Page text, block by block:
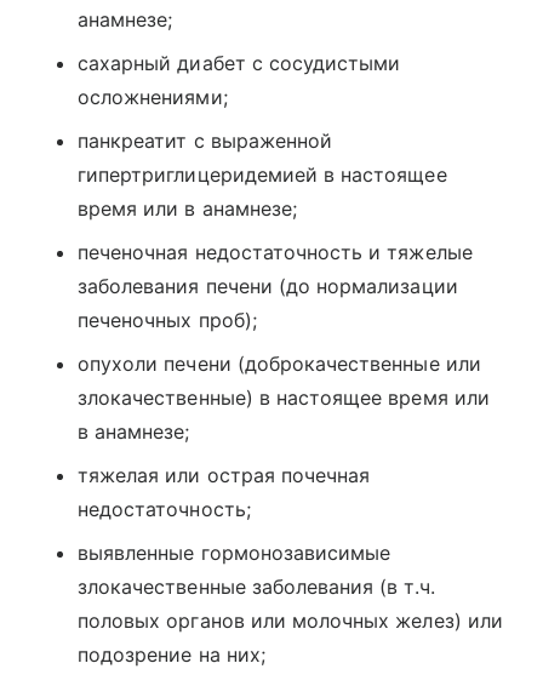
анамнезе;
сахарный диабет с сосудистыми
осложнениями;
панкреатит с выраженной
гипертриглицеридемией в настоящее
время или в анамнезе;
печеночная недостаточность и тяжелые
заболевания печени (до нормализации
печеночных проб);
опухоли печени (доброкачественные или
злокачественные) в настоящее время или
в анамнезе;
тяжелая или острая почечная
недостаточность;
выявленные гормонозависимые
злокачественные заболевания (в т.ч.
половых органов или молочных желез) или
подозрение на них;